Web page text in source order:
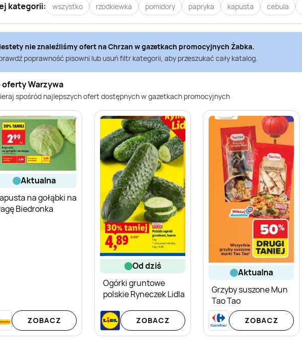
kategorii: wszystko rzodkiewka pomidory papryka kapusta cebula
nie znaleźliśmy ofert naChrzan w gazetkach promocyjnych Żabka.
poprawność pisowni lub usuń filtr kategorii, aby przeszukać cały katalog.
oferty Warzywa
spośród najlepszych ofert dostępnych w gazetkach promocyjnych
aktualna
na gołąbki na
Biedronka
ZOBACZ
od dziś
Ogórki gruntowe
polskie Ryneczek Lidla
ZOBACZ
aktualna
Grzyby suszone Mun
Tao Tao
ZOBACZ